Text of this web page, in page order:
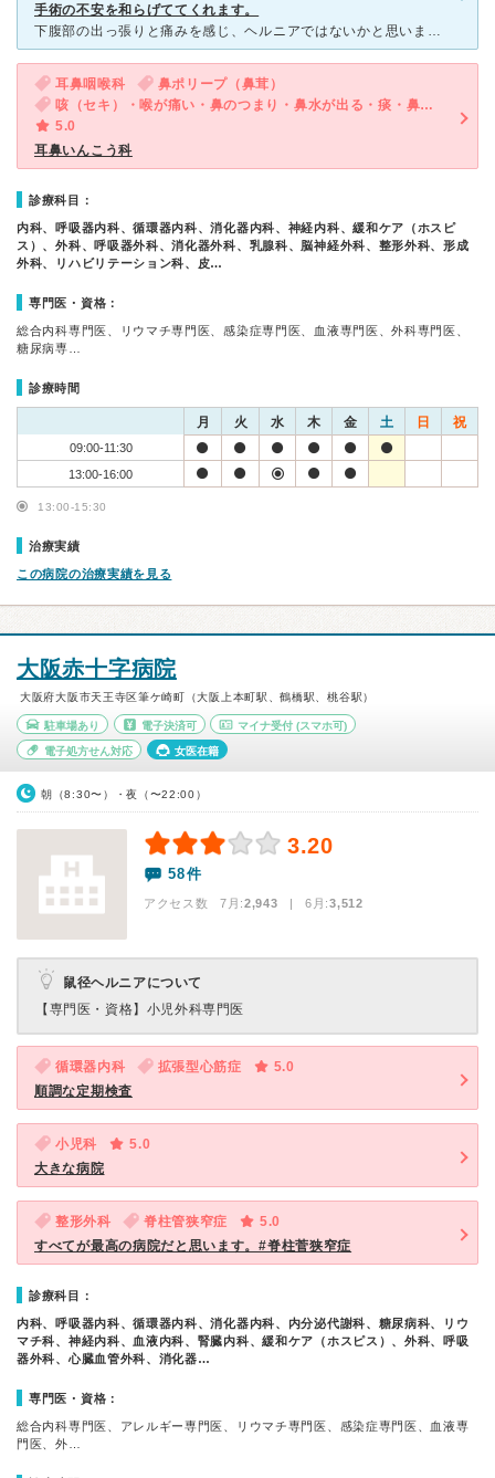
手術の不安を和らげててくれます。
下腹部の出っ張りと痛みを感じ、ヘルニアではないかと思いました。手術でしか治らないとの事で病院をさがしました。問い合わせると近くの総合病院では入院手術退院まで３～４日かかる予定。出産して間もなく子供の為
耳鼻咽喉科
鼻ポリープ（鼻茸）
咳（セキ）・喉が痛い・鼻のつまり・鼻水が出る・痰・鼻水がのどに流れる・後鼻漏
5.0
耳鼻いんこう科
診療科目：
内科、呼吸器内科、循環器内科、消化器内科、神経内科、緩和ケア（ホスピ
ス）、外科、呼吸器外科、消化器外科、乳腺科、脳神経外科、整形外科、形成
外科、リハビリテーション科、皮…
専門医・資格：
総合内科専門医、リウマチ専門医、感染症専門医、血液専門医、外科専門医、
糖尿病専…
診療時間
月 火 水 木 金 土 日 祝
09:00-11:30
13:00-16:00
13:00-15:30
治療実績
この病院の治療実績を見る
大阪赤十字病院
大阪府大阪市天王寺区筆ケ崎町（大阪上本町駅、鶴橋駅、桃谷駅）
駐車場あり 電子決済可 マイナ受付 (スマホ可)
電子処方せん対応 女医在籍
朝（8:30〜）・夜（〜22:00）
3.20
58件
アクセス数 7月:2,943 | 6月:3,512
鼠径ヘルニアについて
【専門医・資格】 小児外科専門医
循環器内科 拡張型心筋症
5.0
順調な定期検査
小児科
5.0
大きな病院
整形外科 脊柱管狭窄症
5.0
すべてが最高の病院だと思います。#脊柱菅狭窄症
診療科目：
内科、呼吸器内科、循環器内科、消化器内科、内分泌代謝科、糖尿病科、リウ
マチ科、神経内科、血液内科、腎臓内科、緩和ケア（ホスピス）、外科、呼吸
器外科、心臓血管外科、消化器…
専門医・資格：
総合内科専門医、アレルギー専門医、リウマチ専門医、感染症専門医、血液専
門医、外…